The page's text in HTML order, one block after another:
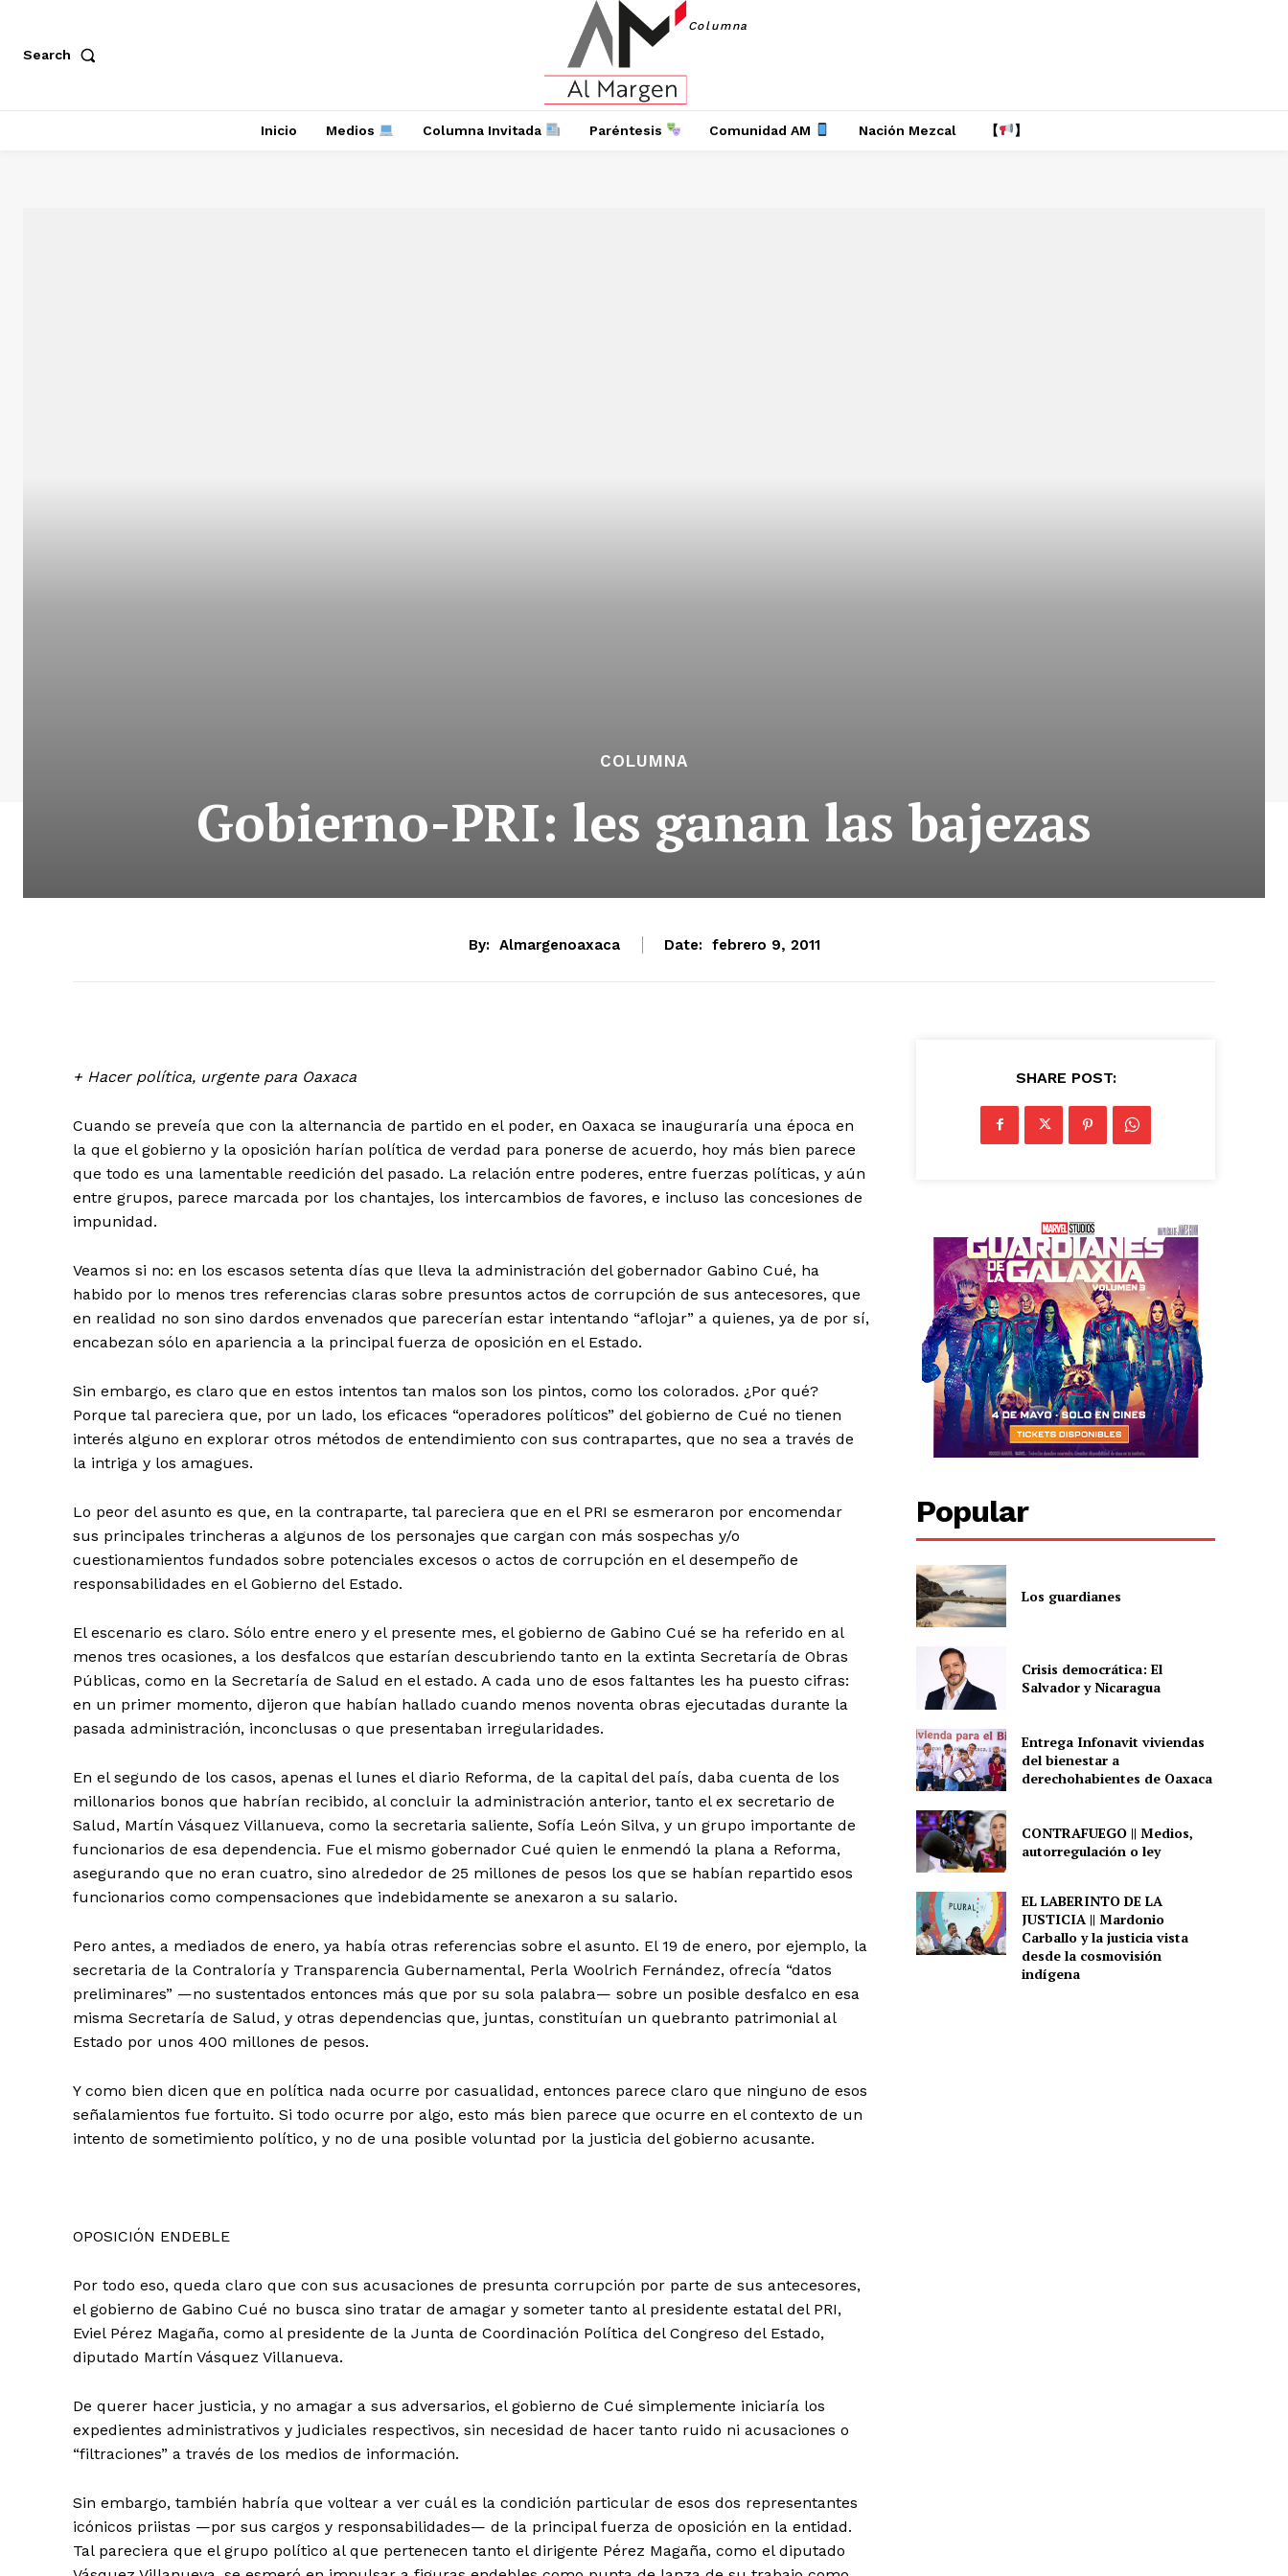
+ Todas las formas de lucha, potencialmente enlazadas
Search
Columna
Inicio Medios Columna Invitada Paréntesis Comunidad AM Nación Mezcal 【 】
COLUMNA
Gobierno-PRI: les ganan las bajezas
By: Almargenoaxaca Date: febrero 9, 2011
+ Hacer política, urgente para Oaxaca
Cuando se preveía que con la alternancia de partido en el poder, en Oaxaca se inauguraría una época en
la que el gobierno y la oposición harían política de verdad para ponerse de acuerdo, hoy más bien parece
que todo es una lamentable reedición del pasado. La relación entre poderes, entre fuerzas políticas, y aún
entre grupos, parece marcada por los chantajes, los intercambios de favores, e incluso las concesiones de
impunidad.
Veamos si no: en los escasos setenta días que lleva la administración del gobernador Gabino Cué, ha
habido por lo menos tres referencias claras sobre presuntos actos de corrupción de sus antecesores, que
en realidad no son sino dardos envenados que parecerían estar intentando “aflojar” a quienes, ya de por sí,
encabezan sólo en apariencia a la principal fuerza de oposición en el Estado.
Sin embargo, es claro que en estos intentos tan malos son los pintos, como los colorados. ¿Por qué?
Porque tal pareciera que, por un lado, los eficaces “operadores políticos” del gobierno de Cué no tienen
interés alguno en explorar otros métodos de entendimiento con sus contrapartes, que no sea a través de
la intriga y los amagues.
Lo peor del asunto es que, en la contraparte, tal pareciera que en el PRI se esmeraron por encomendar
sus principales trincheras a algunos de los personajes que cargan con más sospechas y/o
cuestionamientos fundados sobre potenciales excesos o actos de corrupción en el desempeño de
responsabilidades en el Gobierno del Estado.
El escenario es claro. Sólo entre enero y el presente mes, el gobierno de Gabino Cué se ha referido en al
menos tres ocasiones, a los desfalcos que estarían descubriendo tanto en la extinta Secretaría de Obras
Públicas, como en la Secretaría de Salud en el estado. A cada uno de esos faltantes les ha puesto cifras:
en un primer momento, dijeron que habían hallado cuando menos noventa obras ejecutadas durante la
pasada administración, inconclusas o que presentaban irregularidades.
En el segundo de los casos, apenas el lunes el diario Reforma, de la capital del país, daba cuenta de los
millonarios b­onos que ­habrían recibido, al concluir la administración anterior, tanto el ­ex secretario de
Salud, Martín Vásquez Villanueva, como la secretaria saliente, Sofía León Silva, y un grupo importante de
funcionarios de esa dependencia. Fue el mismo gobernador Cué quien le enmendó la plana a Reforma,
asegurando que no eran cuatro, sino alrededor de 25 millones de pesos los que se habían repartido esos
funcionarios como compensaciones que indebidamente se anexaron a su salario.
Pero antes, a mediados de enero, ya había otras referencias sobre el asunto. El 19 de enero, por ejemplo, la
secretaria de la Contraloría y Transparencia Gubernamental, Perla Woolrich Fernández, ofrecía “datos
preliminares” —no sustentados entonces más que por su sola palabra— sobre un posible desfalco en esa
misma Secretaría de Salud, y otras dependencias que, juntas, constituían un quebranto patrimonial al
Estado por unos 400 millones de pesos.
Y como bien dicen que en política nada ocurre por casualidad, entonces parece claro que ninguno de esos
señalamientos fue fortuito. Si todo ocurre por algo, esto más bien parece que ocurre en el contexto de un
intento de sometimiento político, y no de una posible voluntad por la justicia del gobierno acusante.
OPOSICIÓN ENDEBLE
Por todo eso, queda claro que con sus acusaciones de presunta corrupción por parte de sus antecesores,
el gobierno de Gabino Cué no busca sino tratar de amagar y someter tanto al presidente estatal del PRI,
Eviel Pérez Magaña, como al presidente de la Junta de Coordinación Política del Congreso del Estado,
diputado Martín Vásquez Villanueva.
De querer hacer justicia, y no amagar a sus adversarios, el gobierno de Cué simplemente iniciaría los
expedientes administrativos y judiciales respectivos, sin necesidad de hacer tanto ruido ni acusaciones o
“filtraciones” a través de los medios de información.
Sin embargo, también habría que voltear a ver cuál es la condición particular de esos dos representantes
icónicos priistas —por sus cargos y responsabilidades— de la principal fuerza de oposición en la entidad.
Tal pareciera que el grupo político al que pertenecen tanto el dirigente Pérez Magaña, como el diputado
SHARE POST:
Popular
Los guardianes
Crisis democrática: El
Salvador y Nicaragua
Entrega Infonavit viviendas
del bienestar a
derechohabientes de Oaxaca
CONTRAFUEGO || Medios,
autorregulación o ley
EL LABERINTO DE LA
JUSTICIA || Mardonio
Carballo y la justicia vista
desde la cosmovisión
indígena